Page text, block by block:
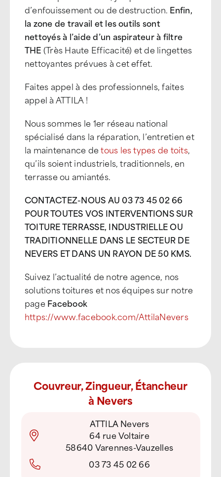
d’enfouissement ou de destruction. Enfin,
la zone de travail et les outils sont
nettoyés à l’aide d’un aspirateur à filtre
THE(Très Haute Efficacité) et de lingettes
nettoyantes prévues à cet effet.
Faites appel à des professionnels, faites
appel à ATTILA !
Nous sommes le 1er réseau national
spécialisé dans la réparation, l’entretien et
la maintenance detous les types de toits,
qu’ils soient industriels, traditionnels, en
terrasse ou amiantés.
CONTACTEZ-NOUS AU 03 73 45 02 66
POUR TOUTES VOS INTERVENTIONS SUR
TOITURE TERRASSE, INDUSTRIELLE OU
TRADITIONNELLE DANS LE SECTEUR DE
NEVERS ET DANS UN RAYON DE 50 KMS.
Suivez l’actualité de notre agence, nos
solutions toitures et nos équipes sur notre
page Facebook
https://www.facebook.com/AttilaNevers
Couvreur, Zingueur, Étancheur
à Nevers
ATTILA Nevers
64 rue Voltaire
58640 Varennes-Vauzelles
03 73 45 02 66